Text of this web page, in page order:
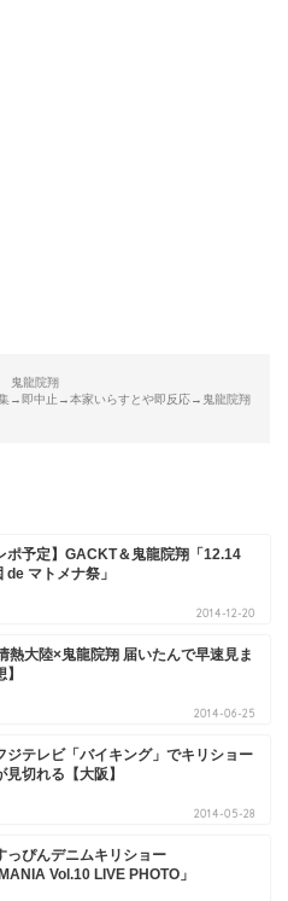
鬼龍院翔
→即中止→本家いらすとや即反応→鬼龍院翔
ポ予定】GACKT＆鬼龍院翔「12.14
マトメナ祭」
2014-12-20
熱大陸×鬼龍院翔 届いたんで早速見ま
2014-06-25
ジテレビ「バイキング」でキリショー
見切れる【大阪】
2014-05-28
っぴんデニムキリショー
Vol.10 LIVE PHOTO」